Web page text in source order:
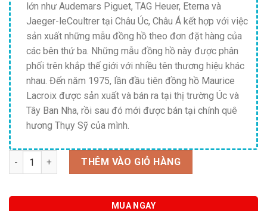
lớn như Audemars Piguet, TAG Heuer, Eterna và
Jaeger-leCoultrer tại Châu Úc, Châu Á kết hợp với việc
sản xuất những mẫu đồng hồ theo đơn đặt hàng của
các bên thứ ba. Những mẫu đồng hồ này được phân
phối trên khắp thế giới với nhiều tên thương hiệu khác
nhau. Đến năm 1975, lần đầu tiên đồng hồ Maurice
Lacroix được sản xuất và bán ra tại thị trường Úc và
Tây Ban Nha, rồi sau đó mới được bán tại chính quê
hương Thụy Sỹ của mình.
Số lượng THÊM VÀO GIỎ HÀNG
MUA NGAY